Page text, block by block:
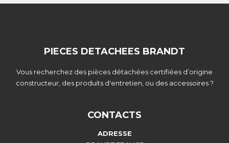
PIECES DETACHEES BRANDT
Vous recherchez des pièces détachées certifiées d’origine
constructeur, des produits d'entretien, ou des accessoires ?
CONTACTS
ADRESSE